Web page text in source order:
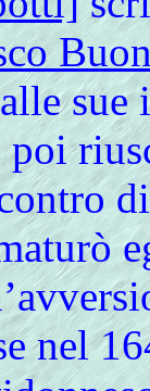
sue
poi
nel